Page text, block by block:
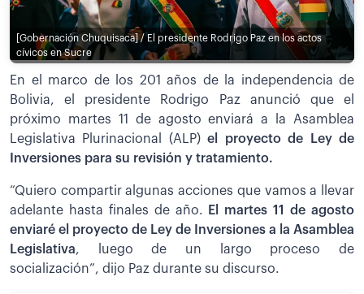
[Gobernación Chuquisaca] / El presidente Rodrigo Paz en los actos
cívicos en Sucre
En el marco de los 201 años de la independencia de
Bolivia, el presidente Rodrigo Paz anunció que el
próximo martes 11 de agosto enviará a la Asamblea
Legislativa Plurinacional (ALP)el proyecto de Ley de
Inversiones para su revisión y tratamiento.
“Quiero compartir algunas acciones que vamos a llevar
adelante hasta finales de año.
El martes 11 de agosto
enviaré el proyecto de Ley de Inversiones a la Asamblea
Legislativa, luego de un largo proceso de
socialización”, dijo Paz durante su discurso.